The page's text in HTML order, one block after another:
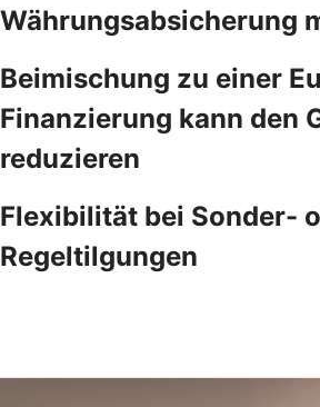
Währungsabsicherung
Beimischung zu einer
Finanzierung kann den
reduzieren
Flexibilität bei Sonder-
Regeltilgungen